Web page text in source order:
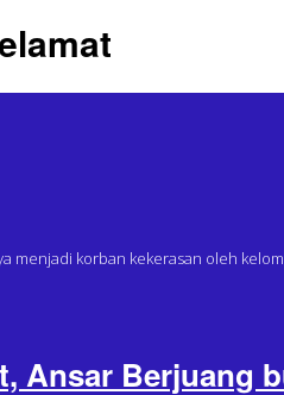
korban kekerasan oleh
Ansar Berjuang